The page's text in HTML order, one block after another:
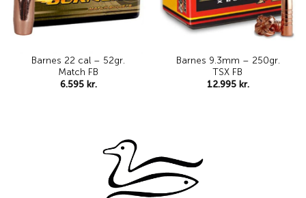
Barnes 22 cal – 52gr.
Match FB
6.595 kr.
Barnes 9.3mm – 250gr.
TSX FB
12.995 kr.